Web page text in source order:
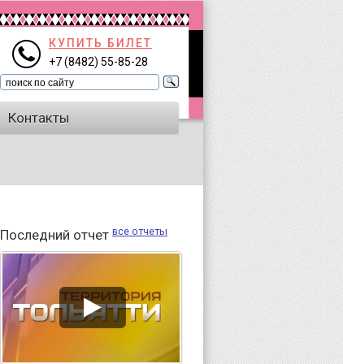
КУПИТЬ БИЛЕТ
+7 (8482) 55-85-28
Контакты
Последний отчет все отчеты